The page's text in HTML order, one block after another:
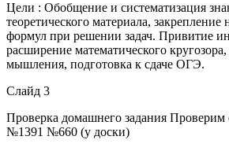
Цели : Обобщение и систематизация
теоретического материала,
формул при решении задач. Привитие
расширение математического
мышления, подготовка к сдаче ОГЭ.
Слайд 3
Проверка домашнего задания
№1391 №660 (у доски)